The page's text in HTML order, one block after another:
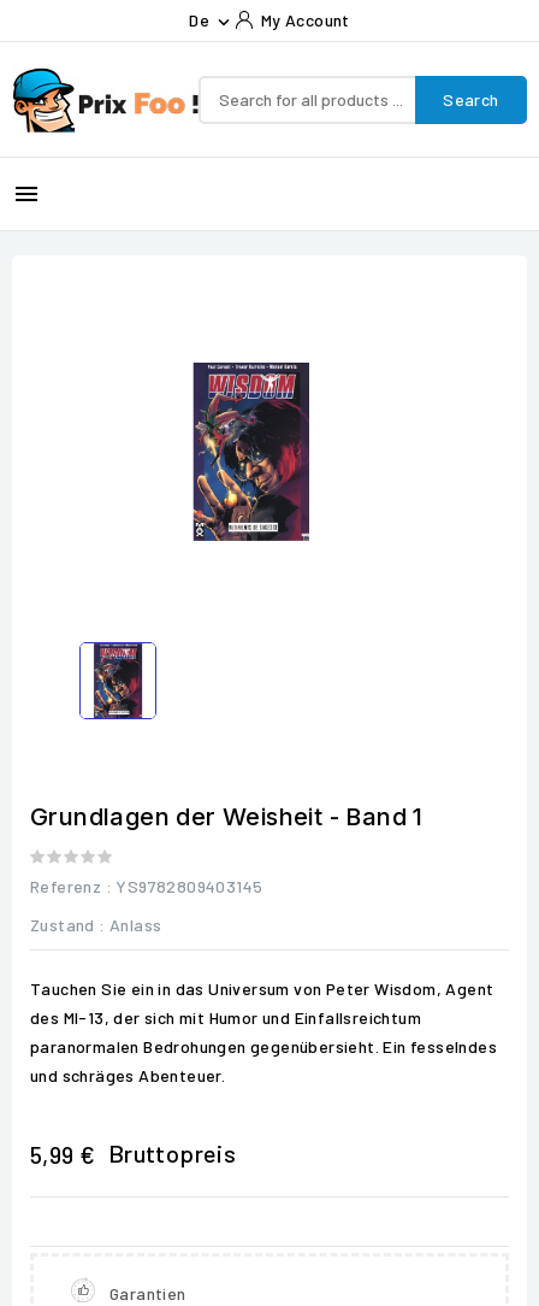
De  My Account
Search

Grundlagen der Weisheit - Band 1
Referenz : YS9782809403145
Zustand : Anlass
Tauchen Sie ein in das Universum von Peter Wisdom, Agent
des MI-13, der sich mit Humor und Einfallsreichtum
paranormalen Bedrohungen gegenübersieht. Ein fesselndes
und schräges Abenteuer.
5,99 € Bruttopreis
Garantien